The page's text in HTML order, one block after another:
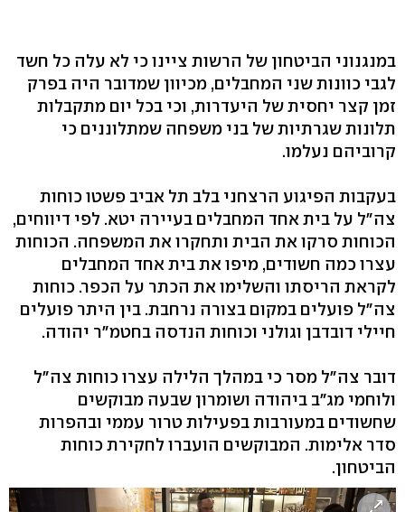
במנגנוני הביטחון של הרשות ציינו כי לא עלה כל חשד
לגבי כוונות שני המחבלים, מכיוון שמדובר היה בפרק
זמן קצר יחסית של היעדרות, וכי בכל יום מתקבלות
תלונות שגרתיות של בני משפחה שמתלוננים כי
קרוביהם נעלמו.
בעקבות הפיגוע הרצחני בלב תל אביב פשטו כוחות
צה"ל על בית אחד המחבלים בעיירה יטא. לפי דיווחים,
הכוחות סרקו את הבית ותחקרו את המשפחה. הכוחות
עצרו כמה חשודים, מיפו את בית אחד המחבלים
לקראת הריסתו והשלימו את הכתר על הכפר. כוחות
צה"ל פועלים במקום בצורה נרחבת. בין היתר פועלים
חיילי דובדבן וגולני וכוחות הנדסה בחטמ"ר יהודה.
דובר צה"ל מסר כי במהלך הלילה עצרו כוחות צה"ל
ולוחמי מג"ב ביהודה ושומרון שבעה מבוקשים
שחשודים במעורבות בפעילות טרור עממי ובהפרות
סדר אלימות. המבוקשים הועברו לחקירת כוחות
הביטחון.